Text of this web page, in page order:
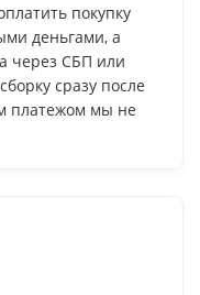
покупку
деньгами, а
через СБП или
сразу после
платежом мы не